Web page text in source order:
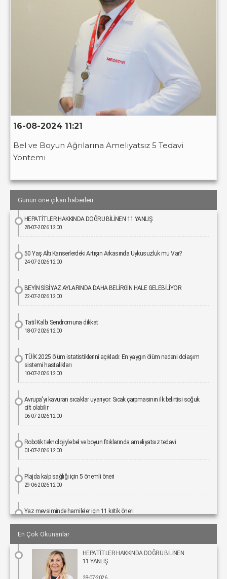
16-08-2024 11:21
Bel ve Boyun Ağrılarına Ameliyatsız 5 Tedavi
Yöntemi
Günün öne çıkan haberleri
HEPATİTLER HAKKINDA DOĞRU BİLİNEN 11 YANLIŞ
28-07-2026 12:00
50 Yaş Altı Kanserlerdeki Artışın Arkasında Uykusuzluk mu Var?
24-07-2026 12:00
BEYİN SİSİ YAZ AYLARINDA DAHA BELİRGİN HALE GELEBİLİYOR
22-07-2026 12:00
Tatil Kalbi Sendromuna dikkat
18-07-2026 12:00
TÜİK 2025 ölüm istatistiklerini açıkladı: En yaygın ölüm nedeni dolaşım
sistemi hastalıkları
10-07-2026 12:00
Avrupa'yı kavuran sıcaklar uyarıyor: Sıcak çarpmasının ilk belirtisi soğuk
cilt olabilir
06-07-2026 12:00
Robotik teknolojiyle bel ve boyun fıtıklarında ameliyatsız tedavi
01-07-2026 12:00
Plajda kalp sağlığı için 5 önemli öneri
29-06-2026 12:00
Yaz mevsiminde hamileler için 11 kritik öneri
25-06-2026 12:00
Kız çocuklarında idrar yolu enfeksiyonu riski 4 kata kadar artabiliyor
24-06-2026 12:00
En Çok Okunanlar
HEPATİTLER HAKKINDA DOĞRU BİLİNEN
11 YANLIŞ
28-07-2026